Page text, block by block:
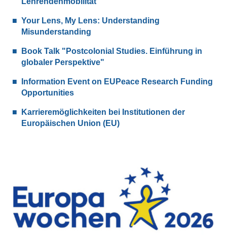
Your Lens, My Lens: Understanding
Misunderstanding
Book Talk "Postcolonial Studies. Einführung in
globaler Perspektive"
Information Event on EUPeace Research Funding
Opportunities
Karrieremöglichkeiten bei Institutionen der
Europäischen Union (EU)